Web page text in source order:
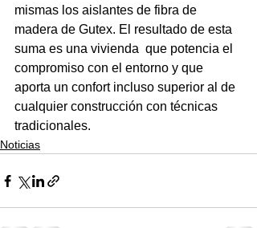
mismas los aislantes de fibra de
madera de Gutex. El resultado de esta
suma es una vivienda  que potencia el
compromiso con el entorno y que
aporta un confort incluso superior al de
cualquier construcción con técnicas
tradicionales.
Noticias